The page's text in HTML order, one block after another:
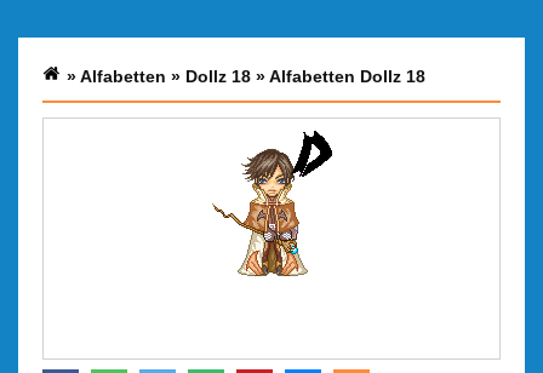
»Alfabetten » Dollz 18 »Alfabetten Dollz 18